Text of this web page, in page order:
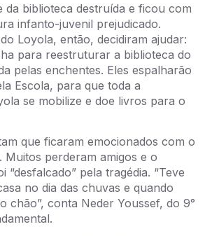
da biblioteca destruída e ficou com
infanto-juvenil prejudicado.
Loyola, então, decidiram ajudar:
para reestruturar a biblioteca do
pelas enchentes. Eles espalharão
Escola, para que toda a
se mobilize e doe livros para o
que ficaram emocionados com o
Muitos perderam amigos e o
pela tragédia. “Teve
no dia das chuvas e quando
chão”, conta Neder Youssef, do 9°